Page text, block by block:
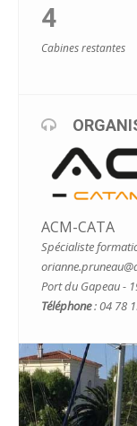
4
Cabines restantes
ACM-CATA
Spécialiste
Port du Gapeau -
Téléphone: 04 78